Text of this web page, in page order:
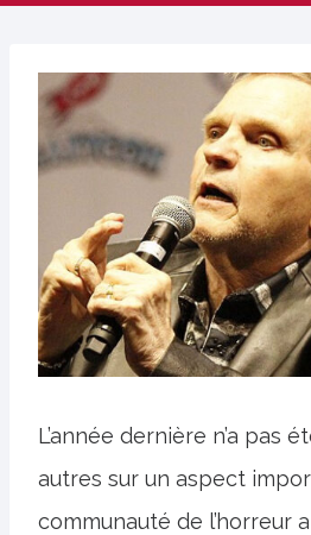
L’année dernière n’a pas
autres sur un aspect
communauté de l’horreur